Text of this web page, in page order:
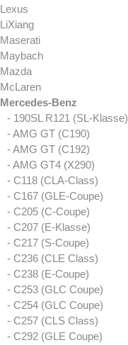
Lexus
LiXiang
Maserati
Maybach
Mazda
McLaren
Mercedes-Benz
- 190SL R121 (SL-Klasse)
- AMG GT (C190)
- AMG GT (C192)
- AMG GT4 (X290)
- C118 (CLA-Class)
- C167 (GLE-Coupe)
- C205 (C-Coupe)
- C207 (E-Klasse)
- C217 (S-Coupe)
- C236 (CLE Class)
- C238 (E-Coupe)
- C253 (GLC Coupe)
- C254 (GLC Coupe)
- C257 (CLS Class)
- C292 (GLE Coupe)